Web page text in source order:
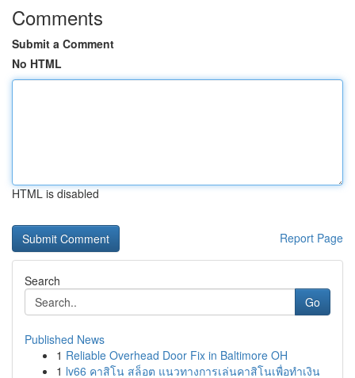
Comments
Submit a Comment
No HTML
HTML is disabled
Report Page
Search
Go
Published News
1 Reliable Overhead Door Fix in Baltimore OH
1 lv66 คาสิโน สล็อต แนวทางการเล่นคาสิโนเพื่อทำเงิน